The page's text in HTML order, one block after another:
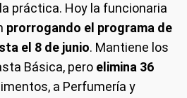
práctica. Hoy la funcionaria
prorrogando el programa de
el 8 de junio. Mantiene los
Básica, pero elimina 36
a Perfumería y